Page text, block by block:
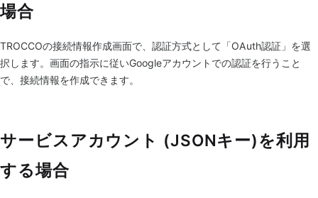
場合
TROCCOの接続情報作成画面で、認証方式として「OAuth認証」を選
択します。画面の指示に従いGoogleアカウントでの認証を行うこと
で、接続情報を作成できます。
サービスアカウント (JSONキー)を利用
する場合